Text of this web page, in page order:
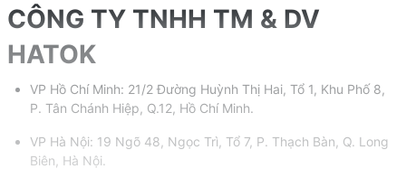
CÔNG TY TNHH TM & DV
HATOK
VP Hồ Chí Minh: 21/2 Đường Huỳnh Thị Hai, Tổ 1, Khu Phố 8,
P. Tân Chánh Hiệp, Q.12, Hồ Chí Minh.
VP Hà Nội: 19 Ngõ 48, Ngọc Trì, Tổ 7, P. Thạch Bàn, Q. Long
Biên, Hà Nội.